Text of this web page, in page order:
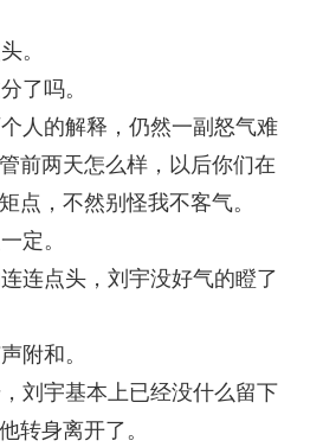
。
了吗。
人的解释，仍然一副怒气难
前两天怎么样，以后你们在
点，不然别怪我不客气。
定。
连点头，刘宇没好气的瞪了
附和。
刘宇基本上已经没什么留下
转身离开了。